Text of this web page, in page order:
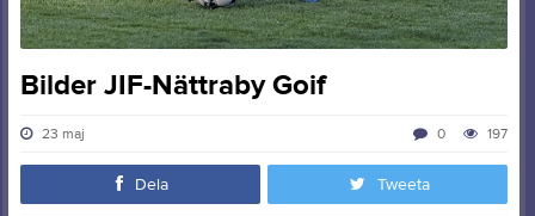
Bilder JIF-Nättraby Goif
23 maj 197
0
Dela Tweeta